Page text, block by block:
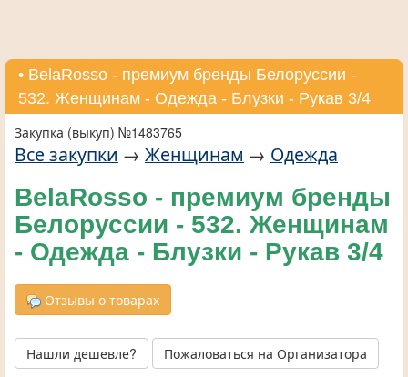
• BelaRosso - премиум бренды Белоруссии -
532. Женщинам - Одежда - Блузки - Рукав 3/4
Закупка (выкуп) №1483765
Все закупки → Женщинам → Одежда
BelaRosso - премиум бренды
Белоруссии - 532. Женщинам
- Одежда - Блузки - Рукав 3/4
Отзывы о товарах
Нашли дешевле? Пожаловаться на Организатора